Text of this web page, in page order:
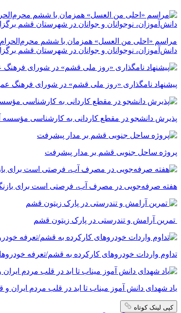
مراسم «احلی من العسل» همزمان با ششم محرم‌الحرام
دانش‌آموزان، نوجوانان و جوانان در شهرستان قشم
پیشنهاد نامگذاری «روز ملی قشم» در شورای فرهنگ
پذیرش دانشجو در مقطع کاردانی به کارشناسی
پروژه ساحل جنوبی قشم بر مدار پیشرفت
‌هفته صرفه‌جویی در مصرف آب، فرصتی است برای
تمرین آرامش و تندرستی در پارک زیتون قشم
تداوم واردات خودروهای کارکرده به قشم/تعرفه خودروهای
یاد شهدای دانش آموز میناب تا ابد در قلب مردم ایران
کپی لینک کوتاه